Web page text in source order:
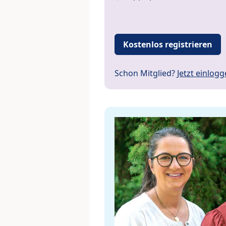
Kostenlos registrieren
Schon Mitglied? Jetzt